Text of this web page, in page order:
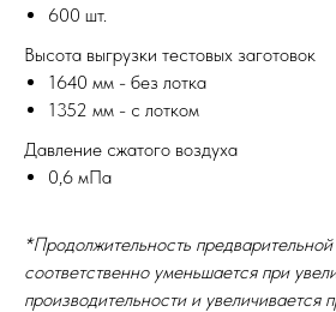
600 шт.
Высота выгрузки тестовых заготовок
1640 мм - без лотка
1352 мм - с лотком
Давление сжатого воздуха
0,6 мПа
*Продолжительность
соответственно уменьшается при
производительности и увеличивается